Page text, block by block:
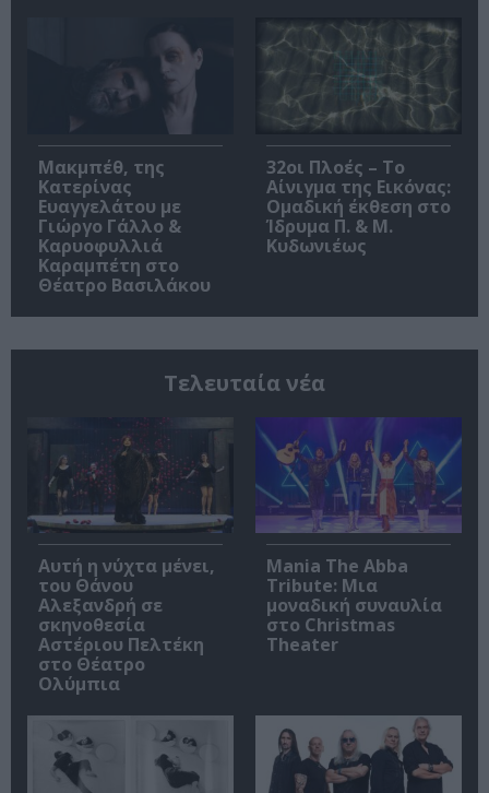
Μακμπέθ, της
Κατερίνας
Ευαγγελάτου με
Γιώργο Γάλλο &
Καρυοφυλλιά
Καραμπέτη στο
Θέατρο Βασιλάκου
32οι Πλοές – Το
Αίνιγμα της Εικόνας:
Ομαδική έκθεση στο
Ίδρυμα Π. & Μ.
Κυδωνιέως
Τελευταία νέα
Αυτή η νύχτα μένει,
του Θάνου
Αλεξανδρή σε
σκηνοθεσία
Αστέριου Πελτέκη
στο Θέατρο
Ολύμπια
Mania The Abba
Tribute: Μια
μοναδική συναυλία
στο Christmas
Theater